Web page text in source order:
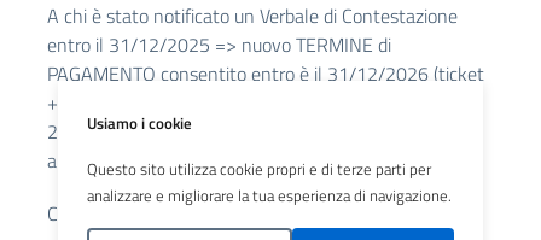
A chi è stato notificato un Verbale di Contestazione
entro il 31/12/2025 => nuovo TERMINE di
PAGAMENTO consentito entro è il 31/12/2026 (ticket
+ interessi legali + spese di procedimento pari ad €
20,00, con ESONERO dal pagamento della sanzione
amministrativa pecuniaria indicata nel verbale stesso).
Come pagare:
Usiamo i cookie
Questo sito utilizza cookie propri e di terze parti per
analizzare e migliorare la tua esperienza di navigazione.